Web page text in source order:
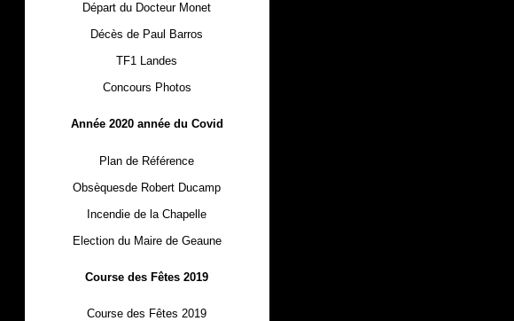
Départ du Docteur Monet
Décès de Paul Barros
TF1 Landes
Concours Photos
Année 2020 année du Covid
Plan de Référence
Obsèquesde Robert Ducamp
Incendie de la Chapelle
Election du Maire de Geaune
Course des Fêtes 2019
Course des Fêtes 2019